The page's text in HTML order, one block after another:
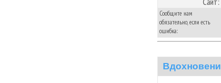
Сообщите нам
обязательно, если есть
ошибка: